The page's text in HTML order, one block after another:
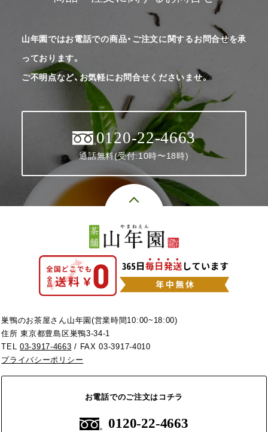
山年園ではお電話での商品・ご注文に関するお問合せを承
っております。
ご不明点など、お気軽にお問合せくださいませ。
0120-22-4663
通話無料(受付:10時〜18時)
巣鴨のお茶屋さん山年園(営業時間10:00~18:00)
住所 東京都豊島区巣鴨3-34-1
TEL03-3917-4663 / FAX 03-3917-4010
プライバシーポリシー
お電話でのご注文はコチラ
0120-22-4663